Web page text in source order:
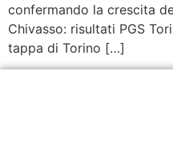
confermando la crescita
Chivasso: risultati PGS
tappa di Torino […]